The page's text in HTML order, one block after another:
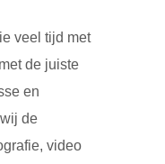
veel tijd met
de juiste
en
de
video